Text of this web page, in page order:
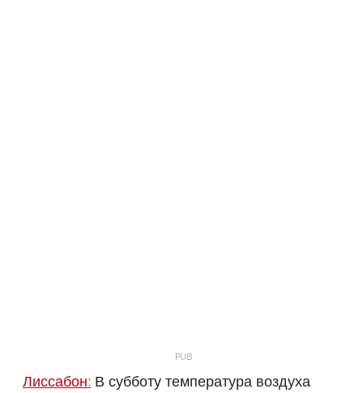
Лиссабон: В субботу температура воздуха